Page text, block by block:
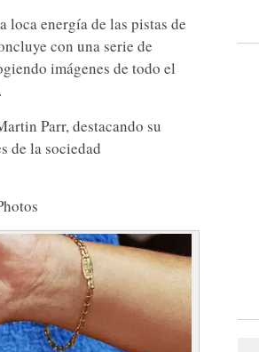
loca energía de las pistas de
con una serie de
imágenes de todo el
Parr, destacando su
de la sociedad